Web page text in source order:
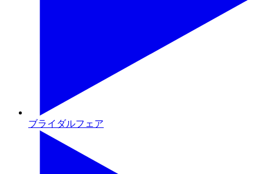
ブライダルフェア